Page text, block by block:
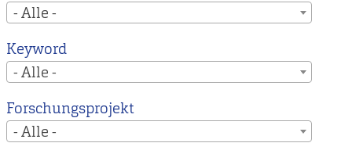
- Alle -
Keyword
- Alle -
Forschungsprojekt
- Alle -